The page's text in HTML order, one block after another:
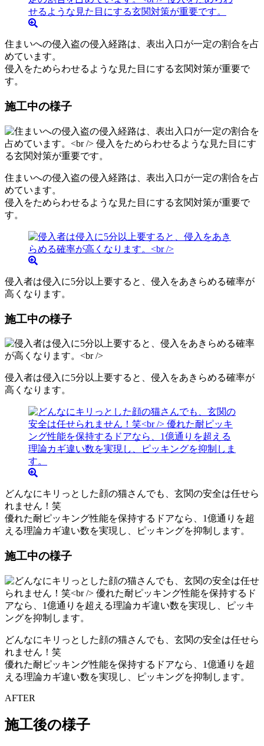
住まいへの侵入盗の侵入経路は、表出入口が一定の割合を占
めています。
侵入をためらわせるような見た目にする玄関対策が重要で
す。
施工中の様子
住まいへの侵入盗の侵入経路は、表出入口が一定の割合を占
めています。
侵入をためらわせるような見た目にする玄関対策が重要で
す。
侵入者は侵入に5分以上要すると、侵入をあきらめる確率が
高くなります。
施工中の様子
侵入者は侵入に5分以上要すると、侵入をあきらめる確率が
高くなります。
どんなにキリっとした顔の猫さんでも、玄関の安全は任せら
れません！笑
優れた耐ピッキング性能を保持するドアなら、1億通りを超
える理論カギ違い数を実現し、ピッキングを抑制します。
施工中の様子
どんなにキリっとした顔の猫さんでも、玄関の安全は任せら
れません！笑
優れた耐ピッキング性能を保持するドアなら、1億通りを超
える理論カギ違い数を実現し、ピッキングを抑制します。
AFTER
施工後の様子